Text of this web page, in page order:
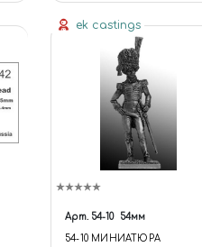
МАРКИРОВКИ/ 1/72
(FUNCTION {
UNIVERSE.SITE.ID = 'S1';
UNIVERSE.SITE.DIRECTORY =
'/'; UNIVERSE.TEMPLATE.ID =
'UNIVERSE_S1';
UNIVERSE.TEMPLATE.DIRECT
'/BITRIX/TEMPLATES/UNIVER
SE_S1'; }); .C-HEADER.C-
HEADER-TEMPLATE-1
DESKTOP .WIDGET-
CONTAINER-LOGOTYPE {
ek castings
Арт. 54-10 54мм
54-10 МИНИАТЮРА